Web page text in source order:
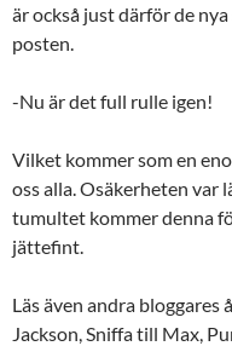
är också just därför de
posten.
-Nu är det full rulle igen!
Vilket kommer som en
oss alla. Osäkerheten var
tumultet kommer denna
jättefint.
Läs även andra
Jackson, Sniffa till Max,